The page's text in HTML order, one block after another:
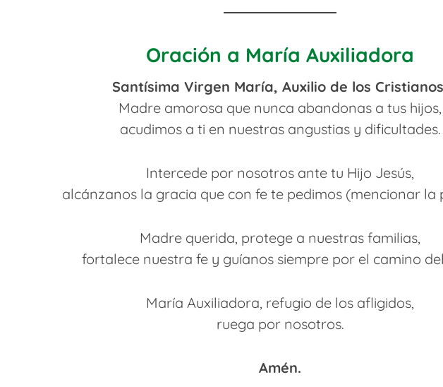
Oración a María Auxiliadora
Santísima Virgen María, Auxilio de los
Madre amorosa que nunca abandonas a tus hijos,
acudimos a ti en nuestras angustias y dificultades.
Intercede por nosotros ante tu Hijo Jesús,
alcánzanos la gracia que con fe te pedimos (mencionar la
Madre querida, protege a nuestras familias,
fortalece nuestra fe y guíanos siempre por el camino
María Auxiliadora, refugio de los afligidos,
ruega por nosotros.
Amén.